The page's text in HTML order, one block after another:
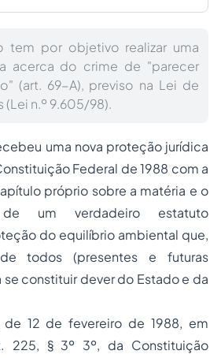
tem por objetivo realizar uma
acerca do crime de "parecer
(art. 69-A), previso na Lei de
n.º 9.605/98).
uma nova proteção jurídica
Federal de 1988 com a
próprio sobre a matéria e o
de um verdadeiro estatuto
do equilíbrio ambiental que,
todos (presentes e futuras
se constituir dever do Estado e da
12 de fevereiro de 1988, em
225, § 3º 3º, da Constituição